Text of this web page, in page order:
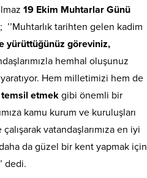
19 Ekim Muhtarlar Günü
’’Muhtarlık tarihten gelen kadim
yürüttüğünüz göreviniz,
hemhal oluşunuz
Hem milletimizi hem de
temsil etmek gibi önemli bir
kamu kurum ve kuruluşları
vatandaşlarımıza en iyi
daha da güzel bir kent yapmak için
dedi.